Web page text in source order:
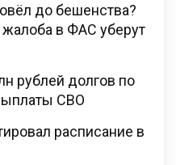
до бешенства?
в ФАС уберут
рублей долгов по
СВО
расписание в